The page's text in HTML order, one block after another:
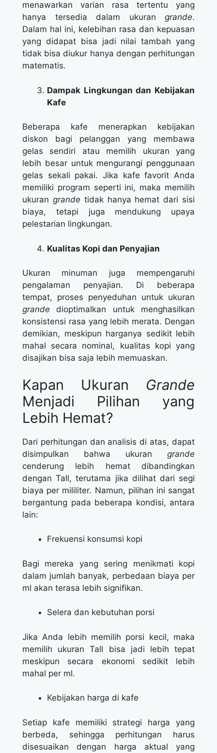
menawarkan varian rasa tertentu yang
hanya tersedia dalam ukuran grande.
Dalam hal ini, kelebihan rasa dan kepuasan
yang didapat bisa jadi nilai tambah yang
tidak bisa diukur hanya dengan perhitungan
matematis.
Dampak Lingkungan dan Kebijakan
Kafe
Beberapa kafe menerapkan kebijakan
diskon bagi pelanggan yang membawa
gelas sendiri atau memilih ukuran yang
lebih besar untuk mengurangi penggunaan
gelas sekali pakai. Jika kafe favorit Anda
memiliki program seperti ini, maka memilih
ukuran grande tidak hanya hemat dari sisi
biaya, tetapi juga mendukung upaya
pelestarian lingkungan.
Kualitas Kopi dan Penyajian
Ukuran minuman juga mempengaruhi
pengalaman penyajian. Di beberapa
tempat, proses penyeduhan untuk ukuran
grande dioptimalkan untuk menghasilkan
konsistensi rasa yang lebih merata. Dengan
demikian, meskipun harganya sedikit lebih
mahal secara nominal, kualitas kopi yang
disajikan bisa saja lebih memuaskan.
Kapan Ukuran Grande
Menjadi Pilihan yang
Lebih Hemat?
Dari perhitungan dan analisis di atas, dapat
disimpulkan bahwa ukuran grande
cenderung lebih hemat dibandingkan
dengan Tall, terutama jika dilihat dari segi
biaya per mililiter. Namun, pilihan ini sangat
bergantung pada beberapa kondisi, antara
lain:
Frekuensi konsumsi kopi
Bagi mereka yang sering menikmati kopi
dalam jumlah banyak, perbedaan biaya per
ml akan terasa lebih signifikan.
Selera dan kebutuhan porsi
Jika Anda lebih memilih porsi kecil, maka
memilih ukuran Tall bisa jadi lebih tepat
meskipun secara ekonomi sedikit lebih
mahal per ml.
Kebijakan harga di kafe
Setiap kafe memiliki strategi harga yang
berbeda, sehingga perhitungan harus
disesuaikan dengan harga aktual yang